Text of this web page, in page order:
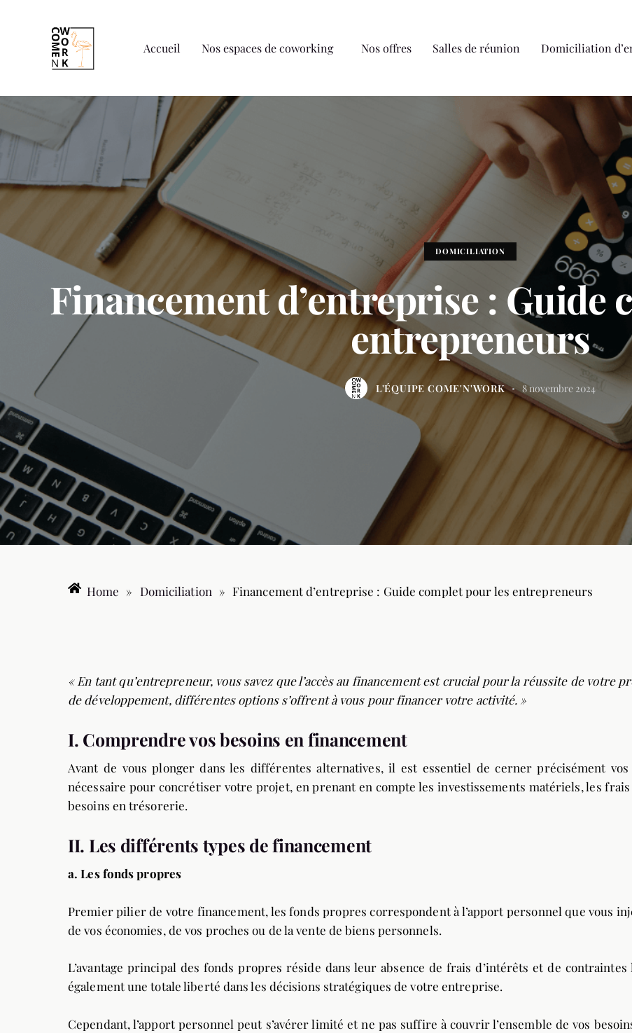
Accueil Nos espaces de coworking Nos offres Salles de réunion Domiciliation
DOMICILIATION
Financement d’entreprise : Guide
entrepreneurs
L'ÉQUIPE COME'N'WORK 8 novembre 2024
Home » Domiciliation » Financement d’entreprise : Guide complet pour les entrepreneurs
« En tant qu’entrepreneur, vous savez que l’accès au financement est crucial pour la réussite de votre
de développement, différentes options s’offrent à vous pour financer votre activité. »
I. Comprendre vos besoins en financement
Avant de vous plonger dans les différentes alternatives, il est essentiel de cerner précisément
nécessaire pour concrétiser votre projet, en prenant en compte les investissements matériels, les
besoins en trésorerie.
II. Les différents types de financement
a.Les fonds propres
Premier pilier de votre financement, les fonds propres correspondent à l’apport personnel que vous
de vos économies, de vos proches ou de la vente de biens personnels.
L’avantage principal des fonds propres réside dans leur absence de frais d’intérêts et de
également une totale liberté dans les décisions stratégiques de votre entreprise.
Cependant, l’apport personnel peut s’avérer limité et ne pas suffire à couvrir l’ensemble de vos